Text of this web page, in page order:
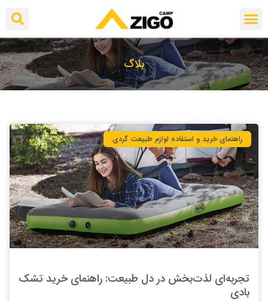
بلاگ
راهنمای خرید و استفاده لوازم طبیعت ‌گردی
تجربه‌ای لذت‌بخش در دل طبیعت: راهنمای خرید تشک
بادی